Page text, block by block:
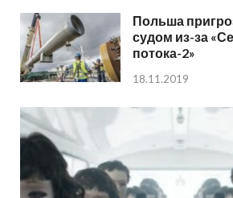
Польша
судом из-за
потока-2»
18.11.2019